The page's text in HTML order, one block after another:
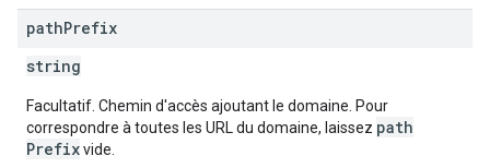
pathPrefix
string
Facultatif. Chemin d'accès ajoutant le domaine. Pour
correspondre à toutes les URL du domaine, laissez path
Prefixvide.